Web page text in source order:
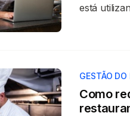
está
GESTÃO DO
Como